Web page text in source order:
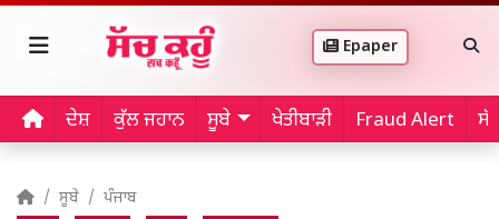
Epaper
ਦੇਸ਼ ਕੁੱਲ ਜਹਾਨ ਸੂਬੇ ਖੇਤੀਬਾੜੀ Fraud Alert
ਸੂਬੇ ਪੰਜਾਬ